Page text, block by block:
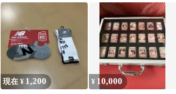
るみスイング
現在 ¥ 1,200 ¥ 10,000